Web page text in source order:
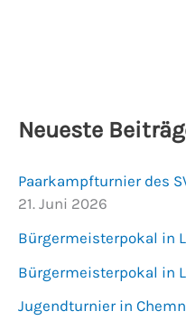
Neueste
Paarkampfturnier des
21. Juni 2026
Bürgermeisterpokal in
Bürgermeisterpokal in
Jugendturnier in